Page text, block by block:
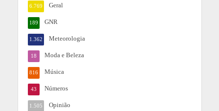
Geral
6.769
GNR
189
Meteorologia
1.362
Moda e Beleza
18
Música
816
Números
43
Opinião
1.505